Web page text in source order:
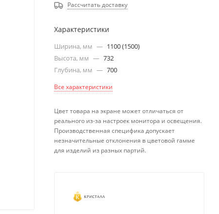
Рассчитать доставку
Характеристики
Ширина, мм — 1100 (1500)
Высота, мм — 732
Глубина, мм — 700
Все характеристики
Цвет товара на экране может отличаться от
реального из-за настроек монитора и освещения.
Производственная специфика допускает
незначительные отклонения в цветовой гамме
для изделий из разных партий.